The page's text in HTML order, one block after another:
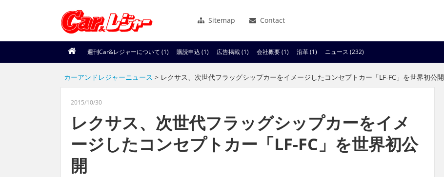
Sitemap Contact
週刊Car&レジャーについて (1) 購読申込 (1) 広告掲載 (1) 会社概要 (1) 沿革 (1) ニュース (232)
カーアンドレジャーニュース > レクサス、次世代フラッグシップカーをイメージしたコンセプトカー「LF-FC」を世界初公開
2015/10/30
レクサス、次世代フラッグシップカーをイメ
ージしたコンセプトカー「LF-FC」を世界初公
開